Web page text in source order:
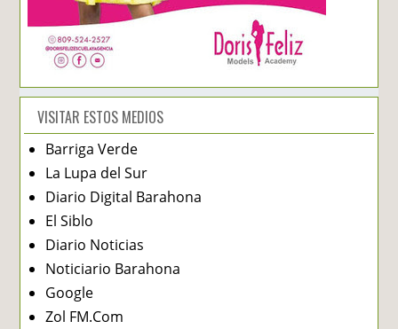
VISITAR ESTOS MEDIOS
Barriga Verde
La Lupa del Sur
Diario Digital Barahona
El Siblo
Diario Noticias
Noticiario Barahona
Google
Zol FM.Com